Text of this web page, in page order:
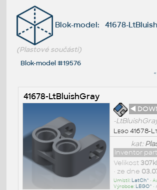
Blok-model: 41678-
(Plastové součásti)
Blok-model #19576
41678-LtBluishGray
◄
-
Lego 41678-
kat:
Inventor part
Velikost
• ze dne
Umístil: LatCh^ •
Výrobce: LEGO^ •